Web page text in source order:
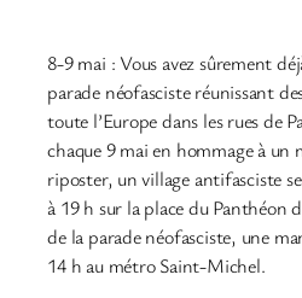
8-9 mai : Vous avez sûrement
parade néofasciste réunissant
toute l’Europe dans les rues de
chaque 9 mai en hommage à
riposter, un village antifasciste
à 19 h sur la place du Panthéon
de la parade néofasciste, une
14 h au métro Saint-Michel.